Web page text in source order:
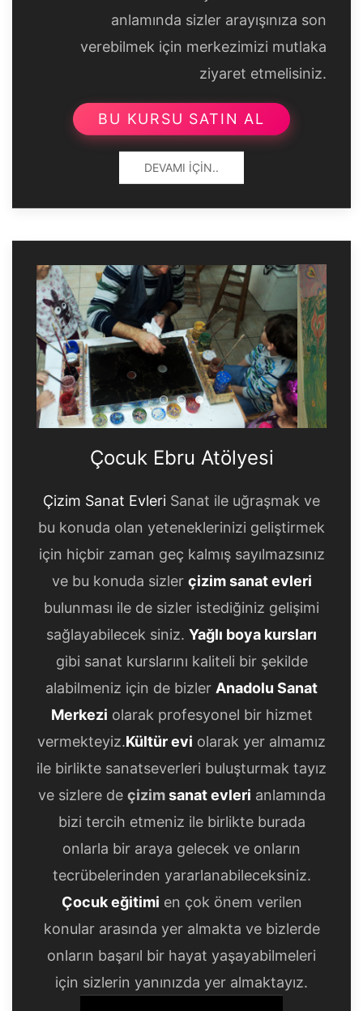
anlamında sizler arayışınıza son
verebilmek için merkezimizi mutlaka
ziyaret etmelisiniz.
BU KURSU SATIN AL
DEVAMI İÇIN..
Çocuk Ebru Atölyesi
Çocuk Ebru Atölyesi
Çocuk Ebru Atölyesi
Çocuk Ebru Atölyesi
Çizim Sanat Evleri Sanat ile uğraşmak ve
bu konuda olan yeteneklerinizi geliştirmek
için hiçbir zaman geç kalmış sayılmazsınız
ve bu konuda sizler çizim sanat evleri
bulunması ile de sizler istediğiniz gelişimi
sağlayabilecek siniz. Yağlı boya kursları
gibi sanat kurslarını kaliteli bir şekilde
alabilmeniz için de bizler Anadolu Sanat
Merkezi olarak profesyonel bir hizmet
vermekteyiz.Kültür evi olarak yer almamız
ile birlikte sanatseverleri buluşturmak tayız
ve sizlere de çizimsanat evleri anlamında
bizi tercih etmeniz ile birlikte burada
onlarla bir araya gelecek ve onların
tecrübelerinden yararlanabileceksiniz.
Çocuk eğitimi en çok önem verilen
konular arasında yer almakta ve bizlerde
onların başarıl bir hayat yaşayabilmeleri
için sizlerin yanınızda yer almaktayız.